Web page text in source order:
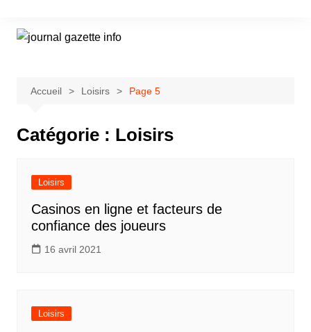
contenu
Accueil Loisirs Page 5
Catégorie : Loisirs
Loisirs
Casinos en ligne et facteurs de
confiance des joueurs
16 avril 2021
Loisirs